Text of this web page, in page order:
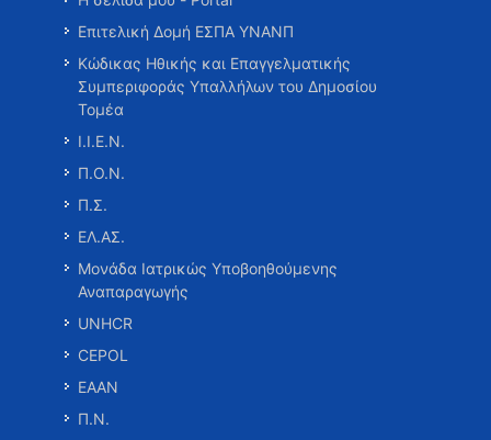
Επιτελική Δομή ΕΣΠΑ ΥΝΑΝΠ
Κώδικας Ηθικής και Επαγγελματικής
Συμπεριφοράς Υπαλλήλων του Δημοσίου
Τομέα
Ι.Ι.Ε.Ν.
Π.Ο.Ν.
Π.Σ.
ΕΛ.ΑΣ.
Μονάδα Ιατρικώς Υποβοηθούμενης
Αναπαραγωγής
UNHCR
CEPOL
ΕΑΑΝ
Π.Ν.